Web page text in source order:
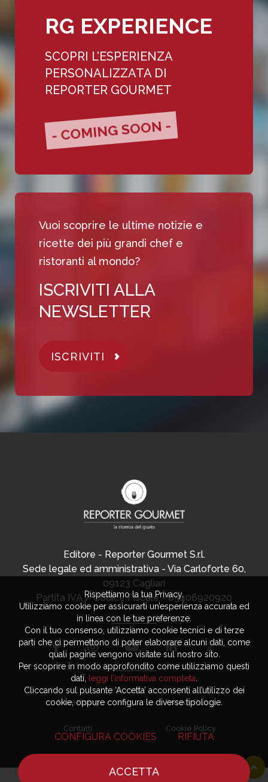
RG EXPERIENCE
SCOPRI L’ESPERIENZA
PERSONALIZZATA DI
REPORTER GOURMET
- COMING SOON -
Vuoi scoprire le ultime notizie e
ricette dei più grandi chef e
ristoranti al mondo?
ISCRIVITI ALLA
NEWSLETTER
ISCRIVITI
Editore - Reporter Gourmet S.r.l.
Sede legale ed amministrativa - Via Carloforte 60,
09123 Cagliari
Partita IVA / Codice Fiscale - 03406920920
Advertising
Contatti
Privacy Policy
Cookie Policy
Rispettiamo la tua Privacy.
Utilizziamo cookie per assicurarti un’esperienza accurata ed
in linea con le tue preferenze.
Con il tuo consenso, utilizziamo cookie tecnici e di terze
parti che ci permettono di poter elaborare alcuni dati, come
quali pagine vengono visitate sul nostro sito.
Per scoprire in modo approfondito come utilizziamo questi
dati,
leggi l’informativa completa
Cliccando sul pulsante ‘Accetta’ acconsenti all’utilizzo dei
cookie, oppure configura le diverse tipologie.
CONFIGURA COOKIES RIFIUTA
ACCETTA